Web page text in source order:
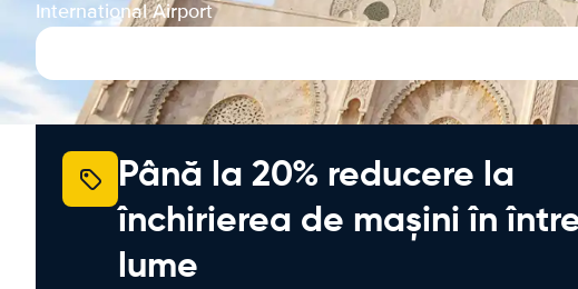
International Airport
Până la 20% reducere la
închirierea de mașini în
lume